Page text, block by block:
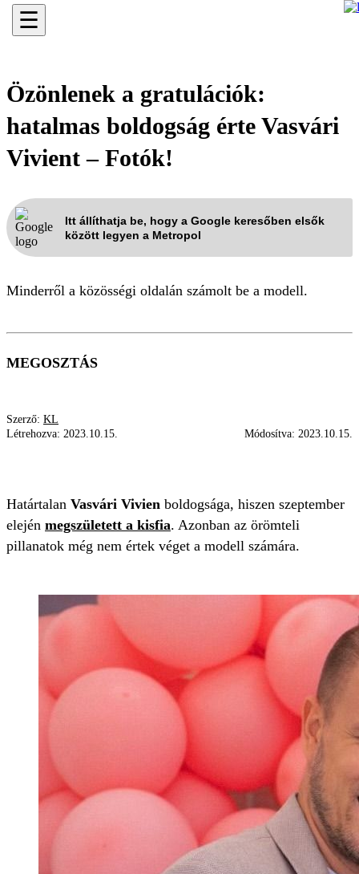
☰
Özönlenek a gratulációk:
hatalmas boldogság érte Vasvári
Vivient – Fotók!
Itt állíthatja be, hogy a Google keresőben elsők
között legyen a Metropol
Minderről a közösségi oldalán számolt be a modell.
MEGOSZTÁS
Szerző: KL
Létrehozva: 2023.10.15. Módosítva: 2023.10.15.
Határtalan Vasvári Vivien boldogsága, hiszen szeptember
elején megszületett a kisfia. Azonban az örömteli
pillanatok még nem értek véget a modell számára.